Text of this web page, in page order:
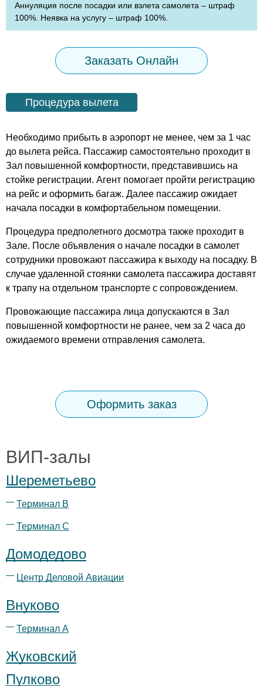
Аннуляция после посадки или взлета самолета – штраф
100%. Неявка на услугу – штраф 100%.
Заказать Онлайн
Процедура вылета
Необходимо прибыть в аэропорт не менее, чем за 1 час
до вылета рейса. Пассажир самостоятельно проходит в
Зал повышенной комфортности, представившись на
стойке регистрации. Агент помогает пройти регистрацию
на рейс и оформить багаж. Далее пассажир ожидает
начала посадки в комфортабельном помещении.
Процедура предполетного досмотра также проходит в
Зале. После объявления о начале посадки в самолет
сотрудники провожают пассажира к выходу на посадку. В
случае удаленной стоянки самолета пассажира доставят
к трапу на отдельном транспорте с сопровождением.
Провожающие пассажира лица допускаются в Зал
повышенной комфортности не ранее, чем за 2 часа до
ожидаемого времени отправления самолета.
Оформить заказ
ВИП-залы
Шереметьево
Терминал B
Терминал С
Домодедово
Центр Деловой Авиации
Внуково
Терминал А
Жуковский
Пулково